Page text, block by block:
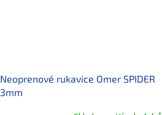
Neoprenové rukavice Omer SPIDER
3mm